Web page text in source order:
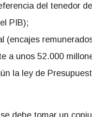
del tenedor
PIB);
(encajes
a unos 52.000
la ley de
debe tomar un